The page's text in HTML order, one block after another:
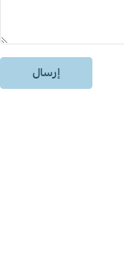
إرسال